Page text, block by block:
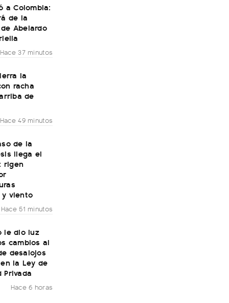
a Colombia:
de la
Abelardo
Hace 37 minutos
la
racha
de
Hace 49 minutos
de la
llega el
rigen
viento
Hace 51 minutos
le dio luz
cambios al
desalojos
la Ley de
Privada
Hace 6 horas